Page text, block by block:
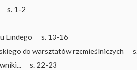
s. 1-2
Lindego
s. 13-16
do warsztatów rzemieślniczych
s. 22-23